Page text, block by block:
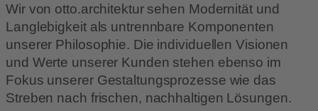
Wir von otto.architektur sehen Modernität und
Langlebigkeit als untrennbare Komponenten
unserer Philosophie. Die individuellen Visionen
und Werte unserer Kunden stehen ebenso im
Fokus unserer Gestaltungsprozesse wie das
Streben nach frischen, nachhaltigen Lösungen.